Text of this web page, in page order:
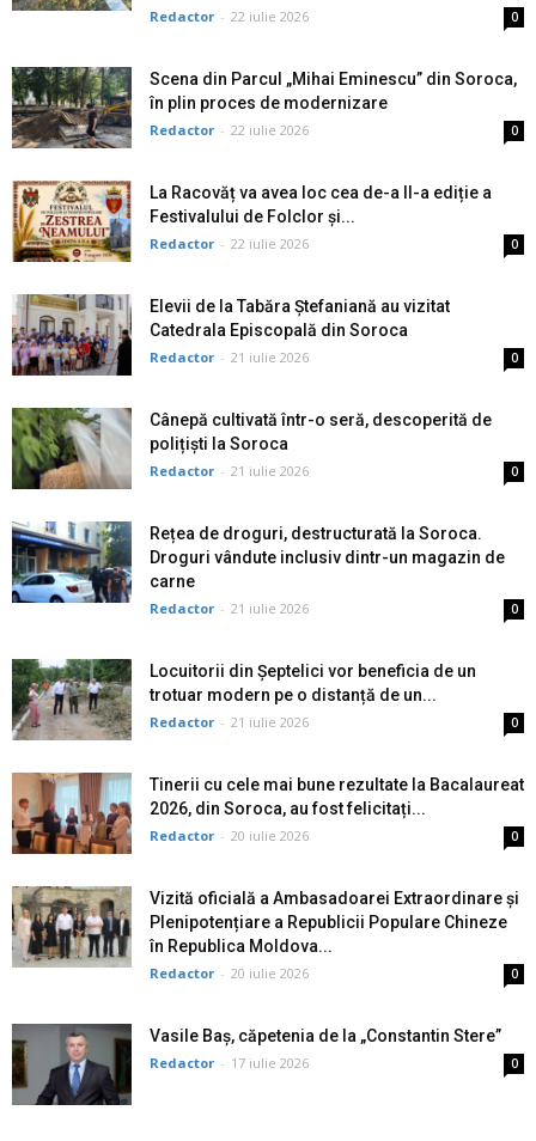
Redactor - 22 iulie 2026 0
Scena din Parcul „Mihai Eminescu” din Soroca,
în plin proces de modernizare
Redactor - 22 iulie 2026 0
La Racovăț va avea loc cea de-a II-a ediție a
Festivalului de Folclor și...
Redactor - 22 iulie 2026 0
Elevii de la Tabăra Ștefaniană au vizitat
Catedrala Episcopală din Soroca
Redactor - 21 iulie 2026 0
Cânepă cultivată într-o seră, descoperită de
polițiști la Soroca
Redactor - 21 iulie 2026 0
Rețea de droguri, destructurată la Soroca.
Droguri vândute inclusiv dintr-un magazin de
carne
Redactor - 21 iulie 2026 0
Locuitorii din Șeptelici vor beneficia de un
trotuar modern pe o distanță de un...
Redactor - 21 iulie 2026 0
Tinerii cu cele mai bune rezultate la Bacalaureat
2026, din Soroca, au fost felicitați...
Redactor - 20 iulie 2026 0
Vizită oficială a Ambasadoarei Extraordinare și
Plenipotențiare a Republicii Populare Chineze
în Republica Moldova...
Redactor - 20 iulie 2026 0
Vasile Baș, căpetenia de la „Constantin Stere”
Redactor - 17 iulie 2026 0